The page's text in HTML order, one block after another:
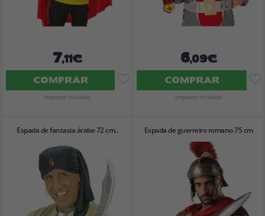
7,11€
COMPRAR
Imposto Incluído
6,09€
COMPRAR
Imposto Incluído
Espada de fantasia árabe 72 cm.. Espada de guerreiro romano 75 cm